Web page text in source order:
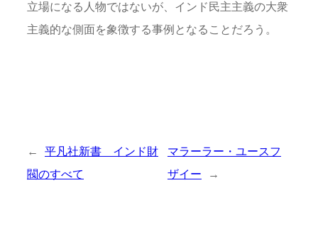
立場になる人物ではないが、インド民主主義の大衆
主義的な側面を象徴する事例となることだろう。
←
平凡社新書 インド財
閥のすべて
マラーラー・ユースフ
ザイー
→